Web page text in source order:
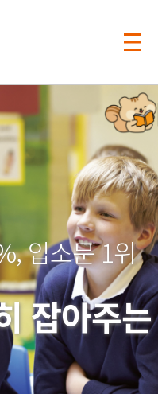
입소문 1위
잡아주는